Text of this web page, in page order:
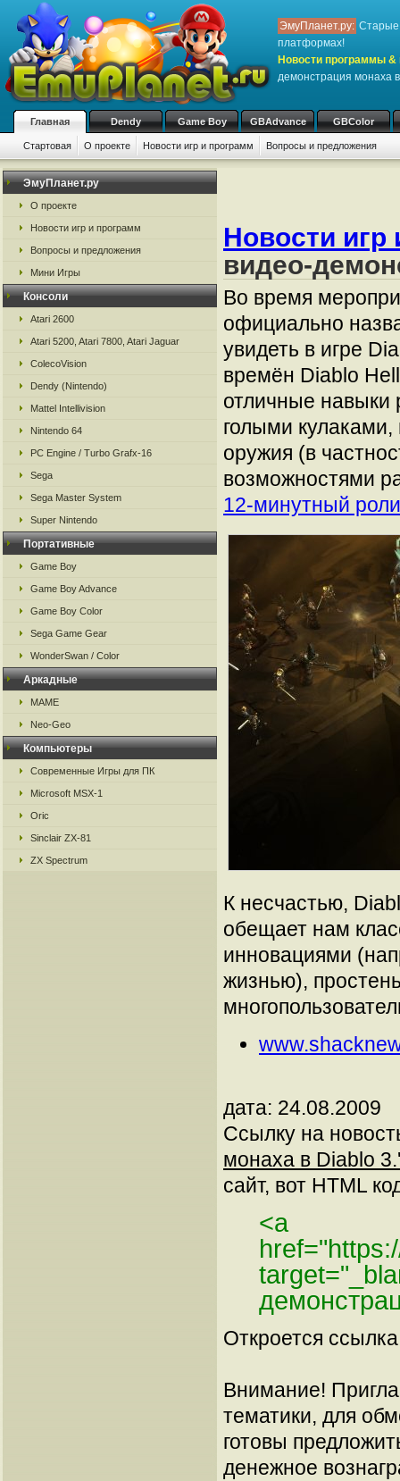
ЭмуПланет.ру: Старые
платформах!
Новости программы &
демонстрация монаха
Главная Dendy Game Boy GBAdvance GBColor
Стартовая О проекте Новости игр и программ Вопросы и предложения
ЭмуПланет.ру
О проекте
Новости игр и программ
Вопросы и предложения
Мини Игры
Консоли
Atari 2600
Atari 5200, Atari 7800, Atari Jaguar
ColecoVision
Dendy (Nintendo)
Mattel Intellivision
Nintendo 64
PC Engine / Turbo Grafx-16
Sega
Sega Master System
Super Nintendo
Портативные
Game Boy
Game Boy Advance
Game Boy Color
Sega Game Gear
WonderSwan / Color
Аркадные
MAME
Neo-Geo
Компьютеры
Современные Игры для ПК
Microsoft MSX-1
Oric
Sinclair ZX-81
ZX Spectrum
Новости игр
видео-
Во время
официально
увидеть в игре
времён Diablo
отличные навыки
голыми кулаками,
оружия (в
возможностями
12-минутный
К несчастью,
обещает нам
инновациями
жизнью),
дата: 24.08.2009
Ссылку на
монаха в Diablo 3.'
сайт, вот HTML
<a
Откроется
Внимание!
тематики, для
готовы
денежное